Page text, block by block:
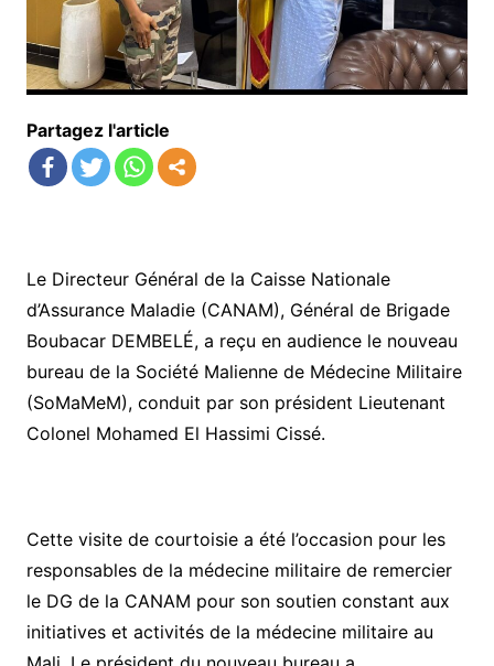
Partagez l'article
Le Directeur Général de la Caisse Nationale
d’Assurance Maladie (CANAM), Général de Brigade
Boubacar DEMBELÉ, a reçu en audience le nouveau
bureau de la Société Malienne de Médecine Militaire
(SoMaMeM), conduit par son président Lieutenant
Colonel Mohamed El Hassimi Cissé.
Cette visite de courtoisie a été l’occasion pour les
responsables de la médecine militaire de remercier
le DG de la CANAM pour son soutien constant aux
initiatives et activités de la médecine militaire au